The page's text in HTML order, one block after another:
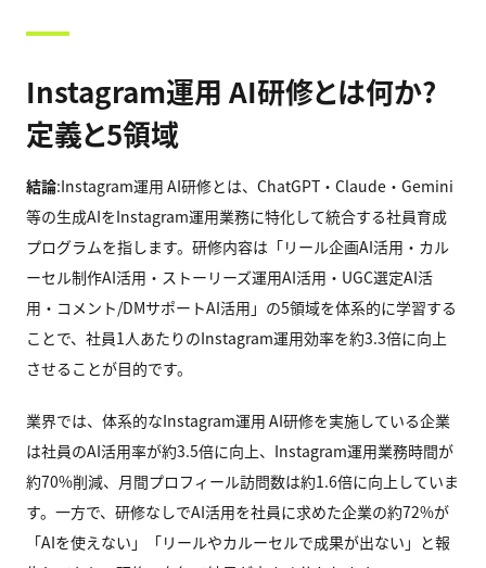
Instagram運用 AI研修とは何か?
定義と5領域
結論:Instagram運用 AI研修とは、ChatGPT・Claude・Gemini
等の生成AIをInstagram運用業務に特化して統合する社員育成
プログラムを指します。研修内容は「リール企画AI活用・カル
ーセル制作AI活用・ストーリーズ運用AI活用・UGC選定AI活
用・コメント/DMサポートAI活用」の5領域を体系的に学習する
ことで、社員1人あたりのInstagram運用効率を約3.3倍に向上
させることが目的です。
業界では、体系的なInstagram運用 AI研修を実施している企業
は社員のAI活用率が約3.5倍に向上、Instagram運用業務時間が
約70%削減、月間プロフィール訪問数は約1.6倍に向上していま
す。一方で、研修なしでAI活用を社員に求めた企業の約72%が
「AIを使えない」「リールやカルーセルで成果が出ない」と報